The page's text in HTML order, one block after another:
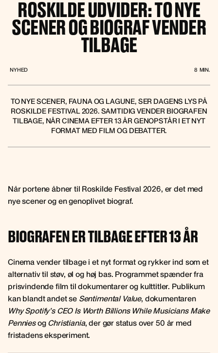
ROSKILDE UDVIDER: TO NYE
SCENER OG BIOGRAF VENDER
TILBAGE
NYHED 8 MIN.
TO NYE SCENER, FAUNA OG LAGUNE, SER DAGENS LYS PÅ
ROSKILDE FESTIVAL 2026. SAMTIDIG VENDER BIOGRAFEN
TILBAGE, NÅR CINEMA EFTER 13 ÅR GENOPSTÅR I ET NYT
FORMAT MED FILM OG DEBATTER.
Når portene åbner til Roskilde Festival 2026, er det med
nye scener og en genoplivet biograf.
BIOGRAFEN ER TILBAGE EFTER 13 ÅR
Cinema vender tilbage i et nyt format og rykker ind som et
alternativ til støv, øl og høj bas. Programmet spænder fra
prisvindende film til dokumentarer og kulttitler. Publikum
kan blandt andet se Sentimental Value, dokumentaren
Why Spotify’s CEO Is Worth Billions While Musicians Make
PenniesogChristiania, der gør status over 50 år med
fristadens eksperiment.